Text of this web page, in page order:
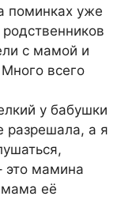
поминках уже
с мамой и
всего
у бабушки
разрешала, а я
это мамина
мама её